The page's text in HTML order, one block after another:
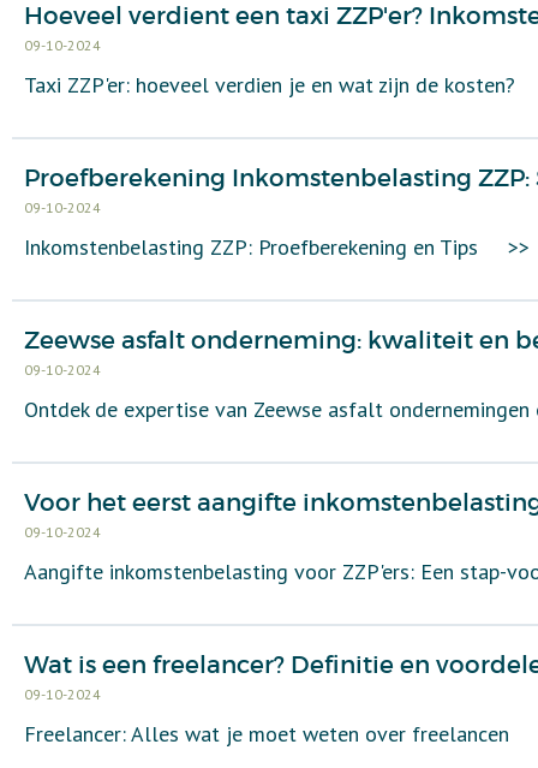
Hoeveel verdient een taxi ZZP'er?
09-10-2024
Taxi ZZP'er: hoeveel verdien je en wat zijn de kosten?
Proefberekening Inkomstenbelasting ZZP:
09-10-2024
Inkomstenbelasting ZZP: Proefberekening en Tips >>
Zeewse asfalt onderneming: kwaliteit en
09-10-2024
Ontdek de expertise van Zeewse asfalt
Voor het eerst aangifte
09-10-2024
Aangifte inkomstenbelasting voor ZZP'ers: Een stap-
Wat is een freelancer? Definitie en
09-10-2024
Freelancer: Alles wat je moet weten over freelancen